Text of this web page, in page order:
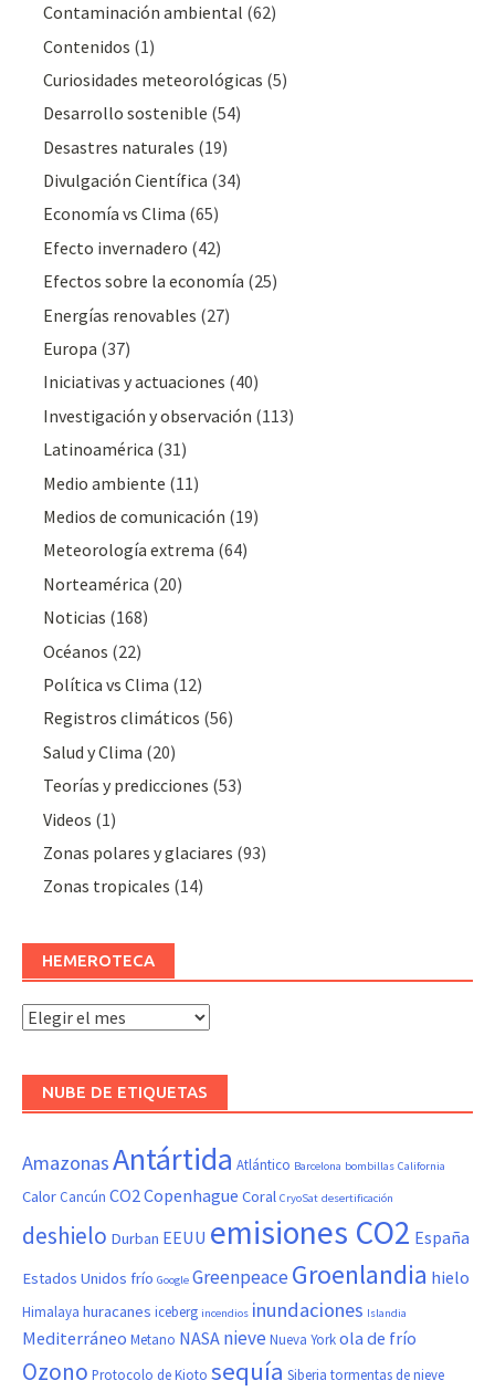
Contaminación ambiental (62)
Contenidos (1)
Curiosidades meteorológicas (5)
Desarrollo sostenible (54)
Desastres naturales (19)
Divulgación Cientí­fica (34)
Economía vs Clima (65)
Efecto invernadero (42)
Efectos sobre la economía (25)
Energías renovables (27)
Europa (37)
Iniciativas y actuaciones (40)
Investigación y observación (113)
Latinoamérica (31)
Medio ambiente (11)
Medios de comunicación (19)
Meteorologí­a extrema (64)
Norteamérica (20)
Noticias (168)
Océanos (22)
Polí­tica vs Clima (12)
Registros climáticos (56)
Salud y Clima (20)
Teorías y predicciones (53)
Videos (1)
Zonas polares y glaciares (93)
Zonas tropicales (14)
HEMEROTECA
Hemeroteca
NUBE DE ETIQUETAS
AmazonasAntártida Atlántico Barcelona bombillas California
Calor Cancún CO2Copenhague Coral CryoSat desertificación
deshielo Durban EEUU emisiones CO2 España
Estados Unidos frío Google GreenpeaceGroenlandia hielo
Himalaya huracanes iceberg incendios inundaciones Islandia
Mediterráneo Metano NASA nieveNueva Yorkola de frío
Ozono Protocolo de Kioto sequía Siberia tormentas de nieve